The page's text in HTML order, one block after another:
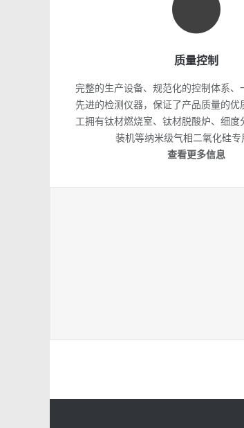
质量控制
完整的生产设备、规范化的控制体系、
先进的检测仪器，保证了产品质量的优
工拥有钛材燃烧室、钛材脱酸炉、细度
装机等纳米级气相二氧化硅
查看更多信息